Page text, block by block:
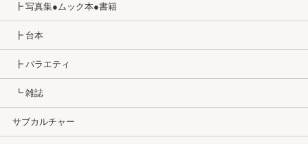
┣ 写真集●ムック本●書籍
┣ 台本
┣ バラエティ
┗ 雑誌
サブカルチャー